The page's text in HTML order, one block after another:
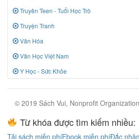
Truyên Teen - Tuổi Học Trò
Truyện Tranh
Văn Hóa
Văn Học Việt Nam
Y Học - Sức Khỏe
© 2019 Sách Vui, Nonprofit
Từ khóa được tìm kiếm nhiều:
Tải sách miễn phíEbook miễn phíĐắc